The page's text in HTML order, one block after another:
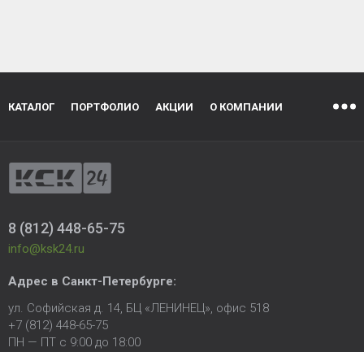
КАТАЛОГ ПОРТФОЛИО АКЦИИ О КОМПАНИИ
8 (812) 448-65-75
info@ksk24.ru
Адрес в Санкт-Петербурге:
ул. Софийская д. 14, БЦ «ЛЕНИНЕЦ», офис 518
+7 (812) 448-65-75
ПН — ПТ с 9:00 до 18:00